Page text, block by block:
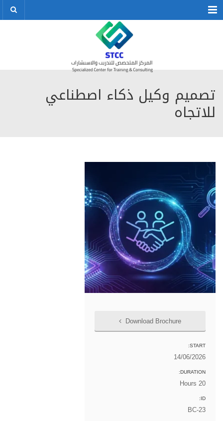
Menu
تصميم وكيل ذكاء اصطناعي
للاتجاه
Download Brochure
START:
14/06/2026
DURATION:
20 Hours
ID:
BC-23